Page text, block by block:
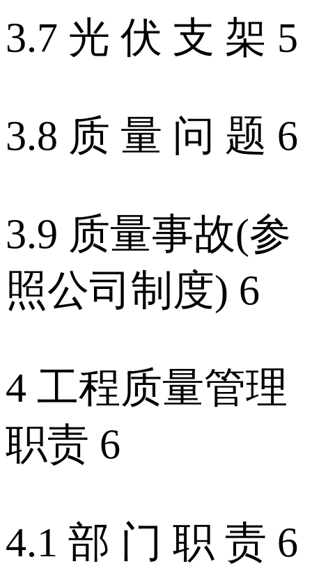
3.7 光 伏 支 架 5
3.8 质 量 问 题 6
3.9 质量事故(参
照公司制度) 6
4 工程质量管理
职责 6
4.1 部 门 职 责 6